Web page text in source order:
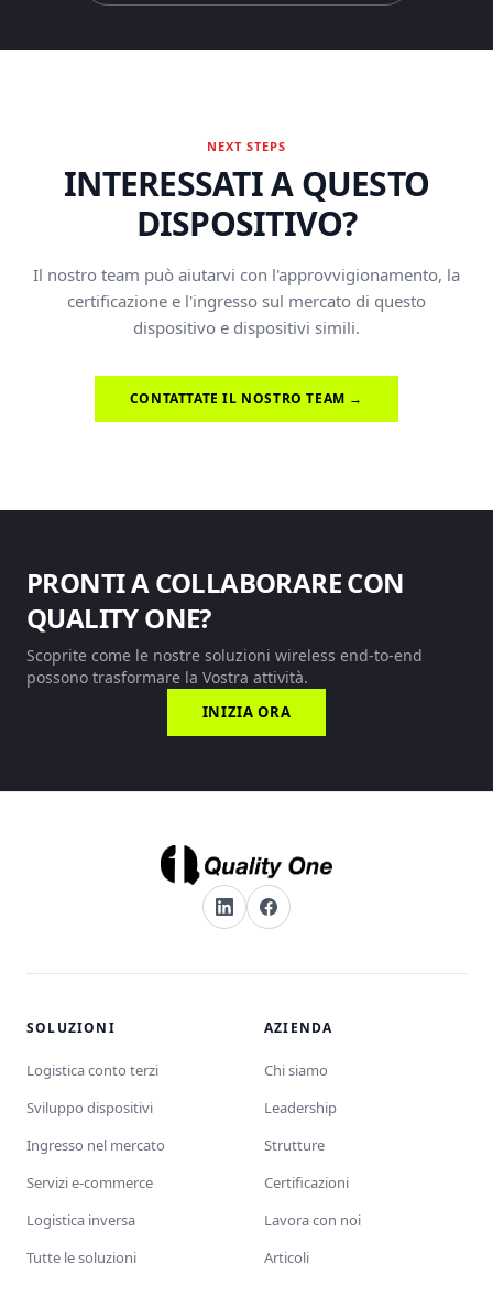
NEXT STEPS
INTERESSATI A QUESTO
DISPOSITIVO?
Il nostro team può aiutarvi con l'approvvigionamento, la
certificazione e l'ingresso sul mercato di questo
dispositivo e dispositivi simili.
CONTATTATE IL NOSTRO TEAM →
PRONTI A COLLABORARE CON
QUALITY ONE?
Scoprite come le nostre soluzioni wireless end-to-end
possono trasformare la Vostra attività.
INIZIA ORA
SOLUZIONI
Logistica conto terzi
Sviluppo dispositivi
Ingresso nel mercato
Servizi e-commerce
Logistica inversa
Tutte le soluzioni
AZIENDA
Chi siamo
Leadership
Strutture
Certificazioni
Lavora con noi
Articoli